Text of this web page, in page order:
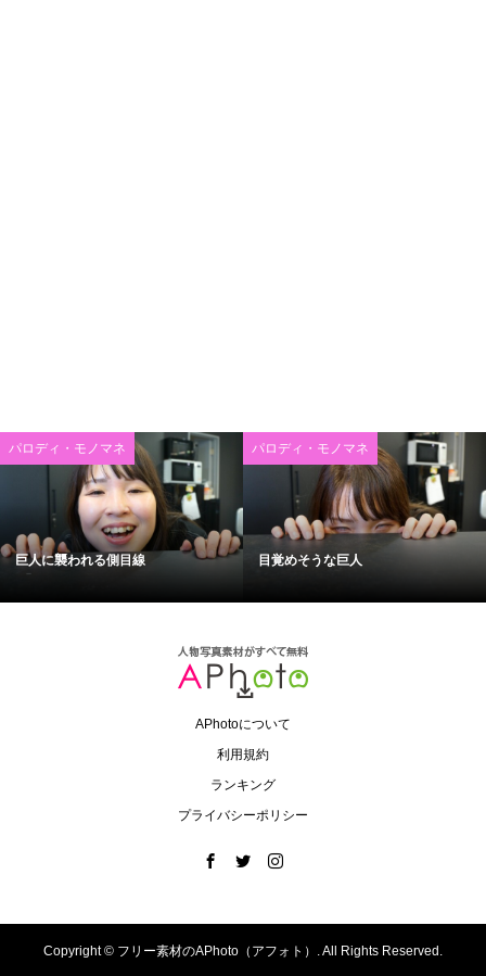
パロディ・モノマネ
巨人に襲われる側目線
パロディ・モノマネ
目覚めそうな巨人
APhotoについて
利用規約
ランキング
プライバシーポリシー
Copyright © フリー素材のAPhoto（アフォト）. All Rights Reserved.